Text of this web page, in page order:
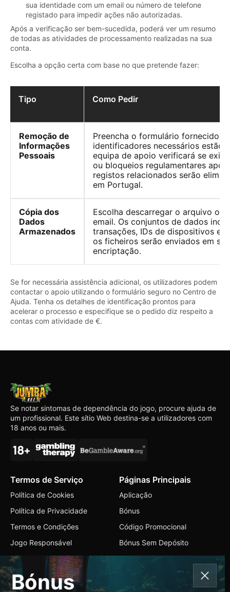
sua identidade com um email ou número de telefone
registado para impedir ações não autorizadas.
Após a verificação ser bem-sucedida, poderá ver um resumo
de todas as atividades de processamento realizadas na sua
conta.
Escolha a opção certa com base no que pretende fazer:
Tipo Como Pedir
Remoção de
Informações
Pessoais
Preencha o formulário fornecido
identificadores necessários estão
equipa de apoio verificará se
ou bloqueios regulamentares
registos relacionados serão
em Portugal.
Cópia dos
Dados
Armazenados
Escolha descarregar o arquivo ou
email. Os conjuntos de dados
transações, IDs de dispositivos e
os ficheiros serão enviados em
encriptação.
Se for necessária assistência adicional, os utilizadores podem
contactar o apoio utilizando o formulário seguro no Centro de
Ajuda. Tenha os detalhes de identificação prontos para
acelerar o processo e especifique se o pedido diz respeito a
contas com atividade de €.
Bónus
Se notar sintomas de dependência do jogo, procure ajuda de
um profissional. Este sítio Web destina-se a utilizadores com
18 anos ou mais.
Termos de Serviço
Política de Cookies
Política de Privacidade
Termos e Condições
Jogo Responsável
Páginas Principais
Aplicação
Bónus
Código Promocional
Bónus Sem Depósito
Contactos
+599 9 2228304